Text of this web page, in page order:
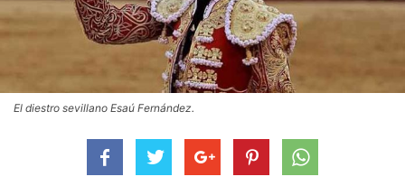
El diestro sevillano Esaú Fernández.